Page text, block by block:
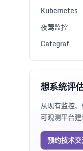
Kubernetes
夜莺监控
Categraf
想系统评
从现有监控
可观测平台建
预约技术